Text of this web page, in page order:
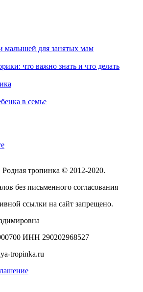
малышей для занятых мам
что важно знать и что делать
в семье
тропинка © 2012-2020.
без письменного согласования
ссылки на сайт запрещено.
ИНН 290202968527
tropinka.ru